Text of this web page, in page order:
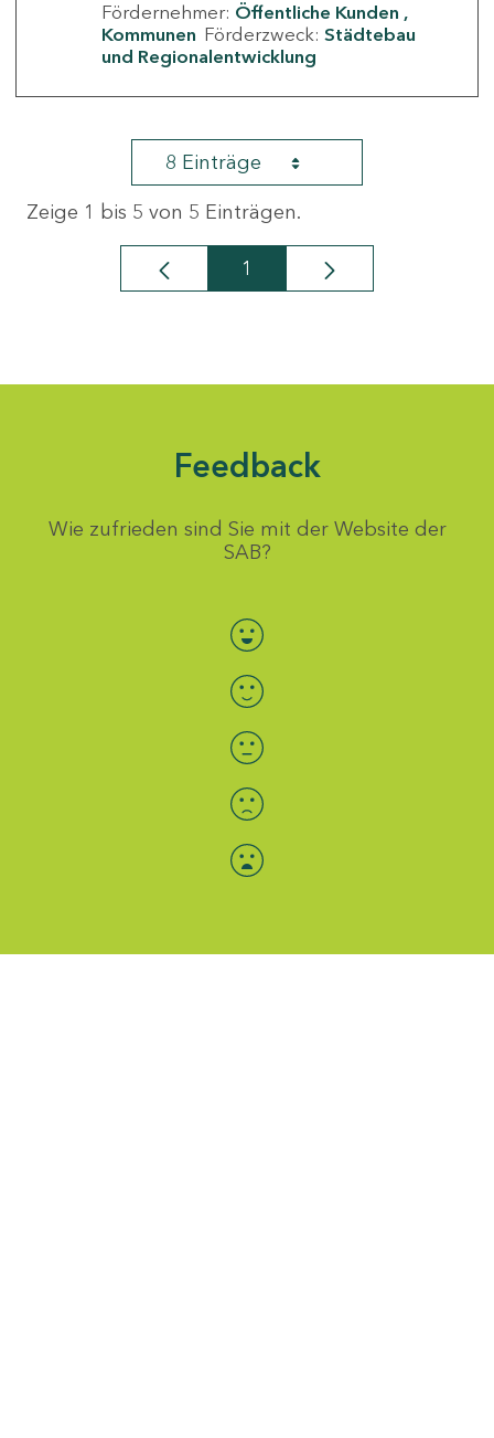
Fördernehmer: Öffentliche Kunden
Kommunen Förderzweck: Städtebau
und Regionalentwicklung
8 Einträge
Zeige 1 bis 5 von 5 Einträgen.
Seite
1
Feedback
Wie zufrieden sind Sie mit der Website der
SAB?
Bewertung auswählen